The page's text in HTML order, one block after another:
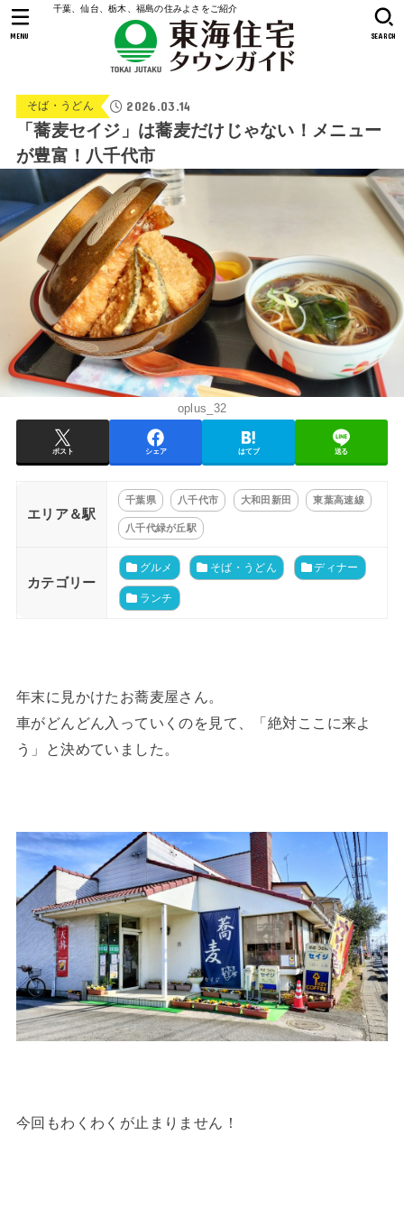
千葉、仙台、栃木、福島の住みよさをご紹介
SEARCH
MENU
そば・うどん 2026.03.14
「蕎麦セイジ」は蕎麦だけじゃない！メニュー
が豊富！八千代市
oplus_32
ポスト シェア はてブ 送る
エリア＆駅
千葉県 八千代市 大和田新田 東葉高速線
八千代緑が丘駅
カテゴリー
グルメ そば・うどん ディナー
ランチ
年末に見かけたお蕎麦屋さん。
車がどんどん入っていくのを見て、「絶対ここに来よ
う」と決めていました。
今回もわくわくが止まりません！